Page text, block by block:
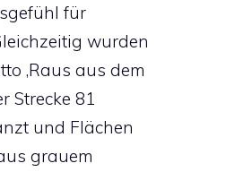
für
wurden
‚Raus aus dem
Strecke 81
und Flächen
grauem